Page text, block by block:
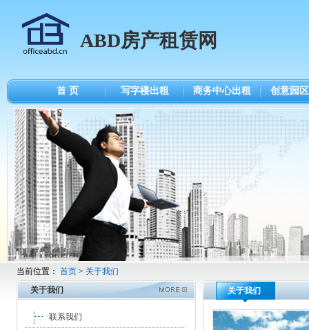
ABD房产租赁网
首 页 写字楼出租 商务中心出租 创意园
当前位置： 首页 > 关于我们
关于我们
联系我们
关于我们